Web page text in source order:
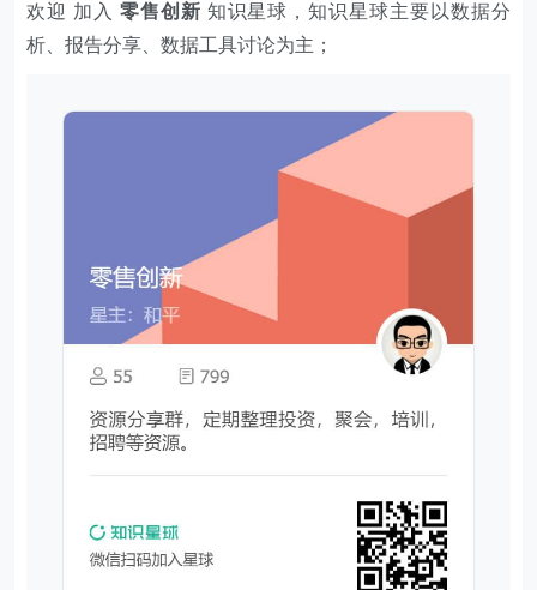
欢迎 加入 零售创新 知识星球，知识星球主要以数据分
析、报告分享、数据工具讨论为主；